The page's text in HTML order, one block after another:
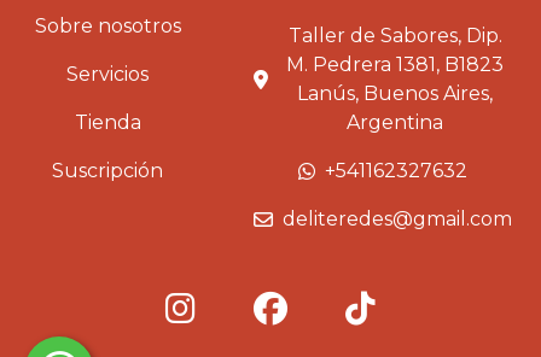
Sobre nosotros
Servicios
Tienda
Suscripción
Taller de Sabores, Dip.
M. Pedrera 1381, B1823
Lanús, Buenos Aires,
Argentina
+541162327632
deliteredes@gmail.com